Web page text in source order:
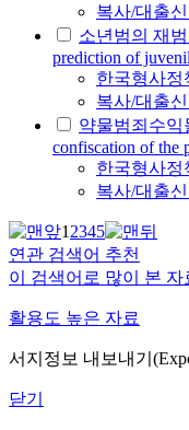
복사/대출
소년범의 재
prediction of
한국형사정
복사/대출
약물범죄수익
confiscation of the
한국형사정
복사/대출
12345
연관 검색어 추천
이 검색어로 많이 본 자
활용도 높은 자료
서지정보 내보내기
닫기